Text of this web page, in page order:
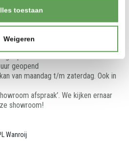
toestaan
Weigeren
en tuinverlichting in het echt te
en adviseren u over de beste
geopend
van maandag t/m zaterdag. Ook in
afspraak’. We kijken ernaar
showroom!
Wanroij